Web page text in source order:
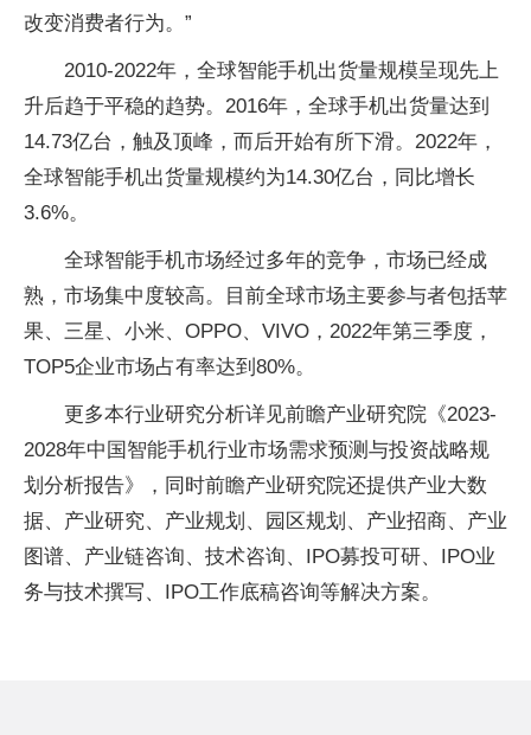
改变消费者行为。”
2010-2022年，全球智能手机出货量规模呈现先上
升后趋于平稳的趋势。2016年，全球手机出货量达到
14.73亿台，触及顶峰，而后开始有所下滑。2022年，
全球智能手机出货量规模约为14.30亿台，同比增长
3.6%。
全球智能手机市场经过多年的竞争，市场已经成
熟，市场集中度较高。目前全球市场主要参与者包括苹
果、三星、小米、OPPO、VIVO，2022年第三季度，
TOP5企业市场占有率达到80%。
更多本行业研究分析详见前瞻产业研究院《2023-
2028年中国智能手机行业市场需求预测与投资战略规
划分析报告》，同时前瞻产业研究院还提供产业大数
据、产业研究、产业规划、园区规划、产业招商、产业
图谱、产业链咨询、技术咨询、IPO募投可研、IPO业
务与技术撰写、IPO工作底稿咨询等解决方案。